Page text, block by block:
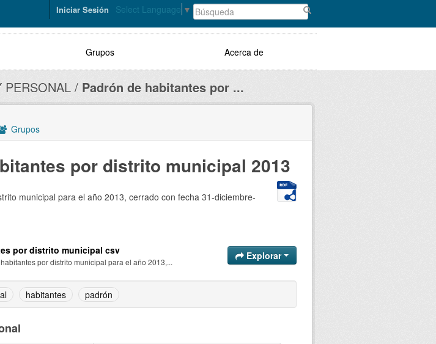
Select Language ▼
Iniciar Sesión
Grupos Acerca de
PERSONAL Padrón de habitantes por ...
Grupos
por distrito municipal 2013
municipal para el año 2013, cerrado con fecha 31-diciembre-
por distrito municipal csv
por distrito municipal para el año 2013,...
Explorar
habitantes padrón